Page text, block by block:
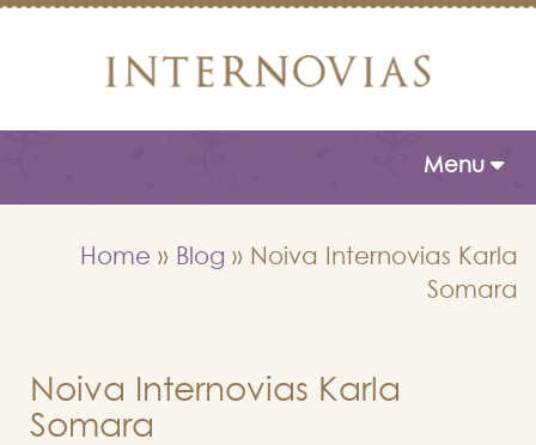
Toggle
Menu
Home » Blog » Noiva Internovias Karla
Somara
Noiva Internovias Karla
Somara